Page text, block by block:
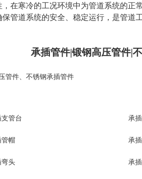
在寒冷的工况环境中为管道系统的
管道系统的安全、稳定运行，是管道
承插管件|锻钢高压管件|
管件 不锈钢承插管件
管台 承
帽 承
头 承